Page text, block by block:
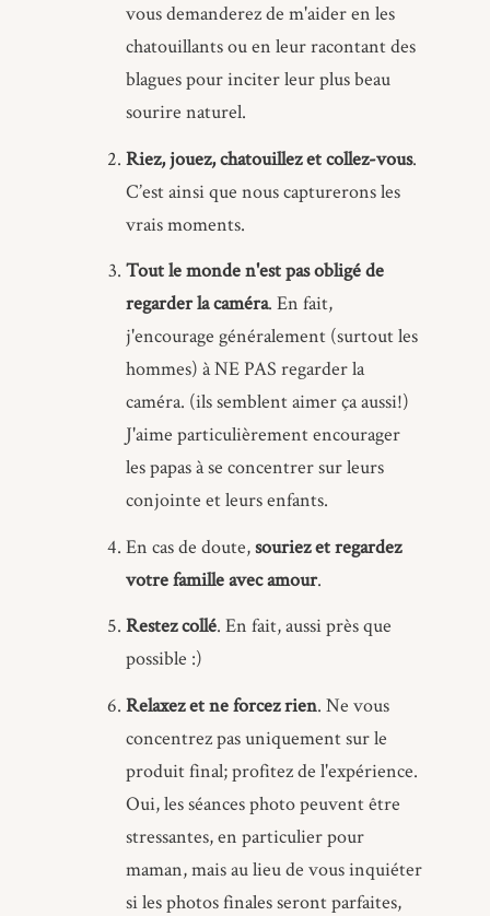
vous demanderez de m'aider en les
chatouillants ou en leur racontant des
blagues pour inciter leur plus beau
sourire naturel.
Riez, jouez, chatouillez et collez-vous.
C’est ainsi que nous capturerons les
vrais moments.
Tout le monde n'est pas obligé de
regarder la caméra. En fait,
j'encourage généralement (surtout les
hommes) à NE PAS regarder la
caméra. (ils semblent aimer ça aussi!)
J'aime particulièrement encourager
les papas à se concentrer sur leurs
conjointe et leurs enfants.
En cas de doute,souriez et regardez
votre famille avec amour.
Restez collé. En fait, aussi près que
possible :)
Relaxez et ne forcez rien. Ne vous
concentrez pas uniquement sur le
produit final; profitez de l'expérience.
Oui, les séances photo peuvent être
stressantes, en particulier pour
maman, mais au lieu de vous inquiéter
si les photos finales seront parfaites,